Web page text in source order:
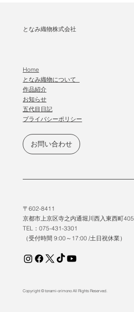
となみ織物株式会社
お問い合わせ
〒602-8411
京都市上京区寺之内通堀川西入東西町405
TEL：075-431-3301
（受付時間 9:00～17:00 /土日祝休業）
Home
となみ織物について
作品紹介
​お知らせ
五代目日記
プライバシーポリシー
Copyright © tonami-orimono All Rights Reserved.